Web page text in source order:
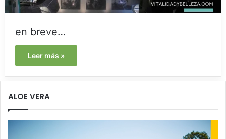
en breve…
Leer más »
ALOE VERA